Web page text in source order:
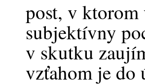
post, v
subjektívny
v skutku
vzťahom je do